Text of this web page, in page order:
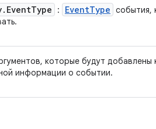
. EventType : EventType события,
которые будут добавлены
информации о событии.